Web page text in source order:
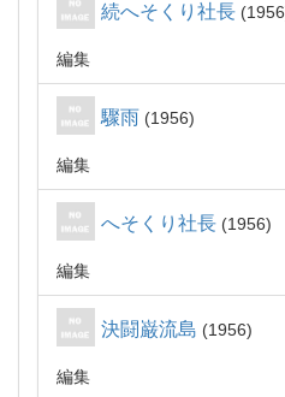
続へそくり社長 1956
編集
驟雨 1956
編集
へそくり社長 1956
編集
決闘巌流島 1956
編集